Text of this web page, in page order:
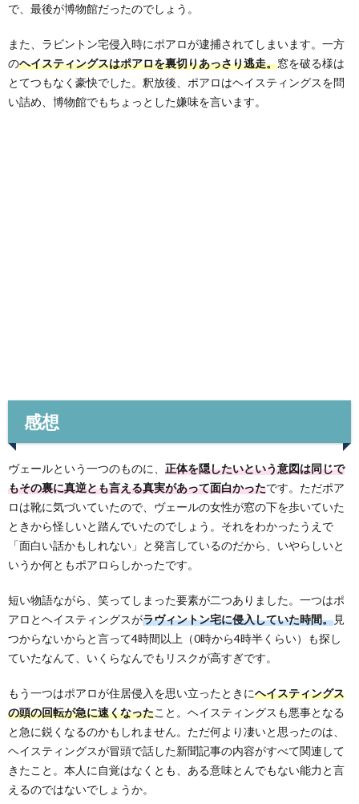
で、最後が博物館だったのでしょう。
また、ラビントン宅侵入時にポアロが逮捕されてしまいます。一方
のヘイスティングスはポアロを裏切りあっさり逃走。窓を破る様は
とてつもなく豪快でした。釈放後、ポアロはヘイスティングスを問
い詰め、博物館でもちょっとした嫌味を言います。
感想
ヴェールという一つのものに、 正体を隠したいという意図は同じで
もその裏に真逆とも言える真実があって面白かったです。ただポア
ロは靴に気づいていたので、ヴェールの女性が窓の下を歩いていた
ときから怪しいと踏んでいたのでしょう。それをわかったうえで
「面白い話かもしれない」と発言しているのだから、いやらしいと
いうか何ともポアロらしかったです。
短い物語ながら、笑ってしまった要素が二つありました。一つはポ
アロとヘイスティングスがラヴィントン宅に侵入していた時間。見
つからないからと言って4時間以上（0時から4時半くらい）も探し
ていたなんて、いくらなんでもリスクが高すぎです。
もう一つはポアロが住居侵入を思い立ったときにヘイスティングス
の頭の回転が急に速くなったこと。ヘイスティングスも悪事となる
と急に鋭くなるのかもしれません。ただ何より凄いと思ったのは、
ヘイスティングスが冒頭で話した新聞記事の内容がすべて関連して
きたこと。本人に自覚はなくとも、ある意味とんでもない能力と言
えるのではないでしょうか。